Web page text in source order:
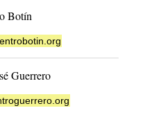
Botín
Guerrero